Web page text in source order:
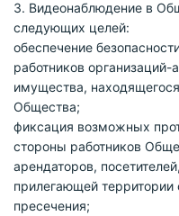
3. Видеонаблюдение в
следующих целей:
обеспечение
работников организаций-
имущества,
Общества;
фиксация возможных
стороны работников
арендаторов,
прилегающей
пресечения;